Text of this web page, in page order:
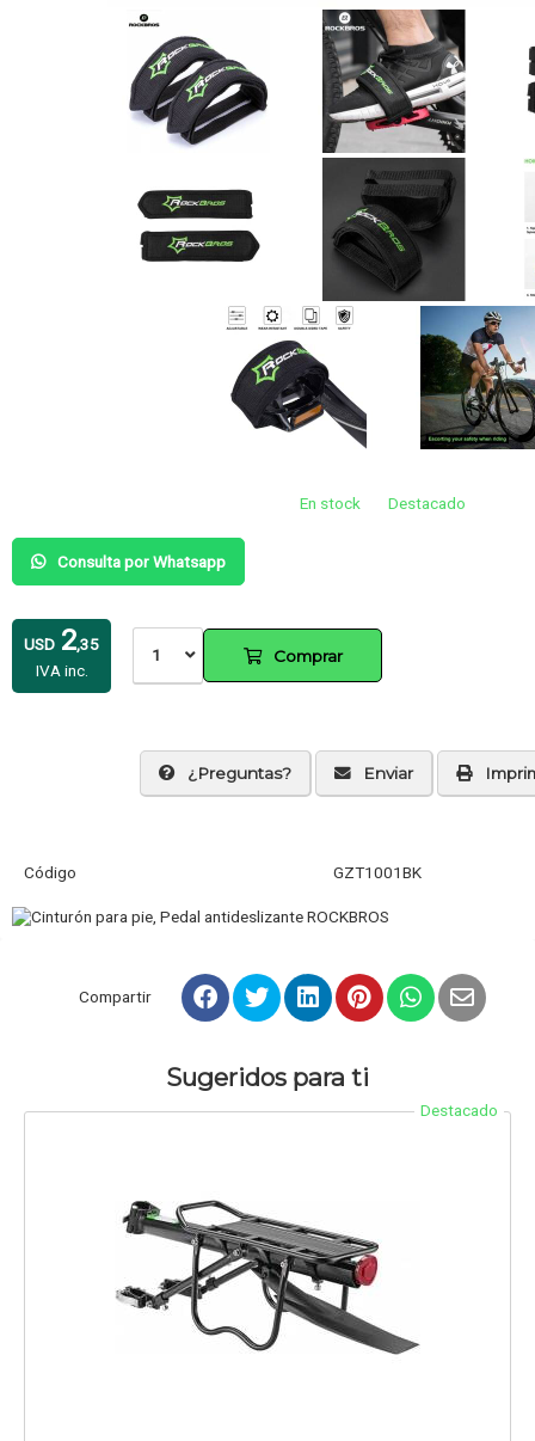
En stock Destacado
Consulta por Whatsapp
USD 2,35
IVA inc.
1 Comprar
¿Preguntas? Enviar
Código GZT1001BK
Compartir
Sugeridos para ti
Destacado